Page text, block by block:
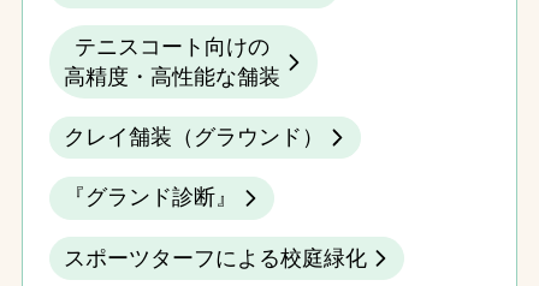
テニスコート向けの
高精度・高性能な舗装
クレイ舗装（グラウンド）
『グランド診断』
スポーツターフによる校庭緑化